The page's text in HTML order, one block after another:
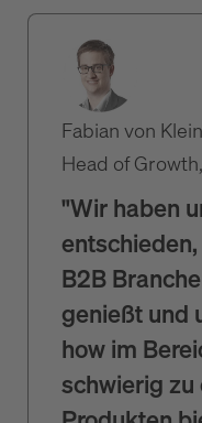
Fabian von
Head of
"Wir haben
B2B
genießt und
how im
schwierig